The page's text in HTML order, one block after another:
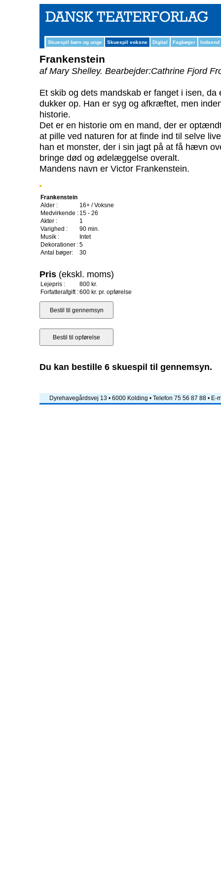
Skuespil børn og unge Skuespil voksne Digital Fagbøger Indsend
Frankenstein
af Mary Shelley. Bearbejder:Cathrine Fjord
Et skib og dets mandskab er fanget i isen,
dukker op. Han er syg og afkræftet, men
historie.
Det er en historie om en mand, der er
at pille ved naturen for at finde ind til selve
han et monster, der i sin jagt på at få hævn
bringe død og ødelæggelse overalt.
Mandens navn er Victor Frankenstein.
Frankenstein
Alder :
16+ / Voksne
Medvirkende : 15 - 26
Akter :
1
Varighed :
90 min.
Musik :
Intet
Dekorationer :5
Antal bøger:
30
Pris (ekskl. moms)
Lejepris :
800 kr.
Forfatterafgift :600 kr. pr. opførelse
Du kan bestille 6 skuespil til gennemsyn.
Dyrehavegårdsvej 13 • 6000 Kolding • Telefon 75 56 87 88 • E-